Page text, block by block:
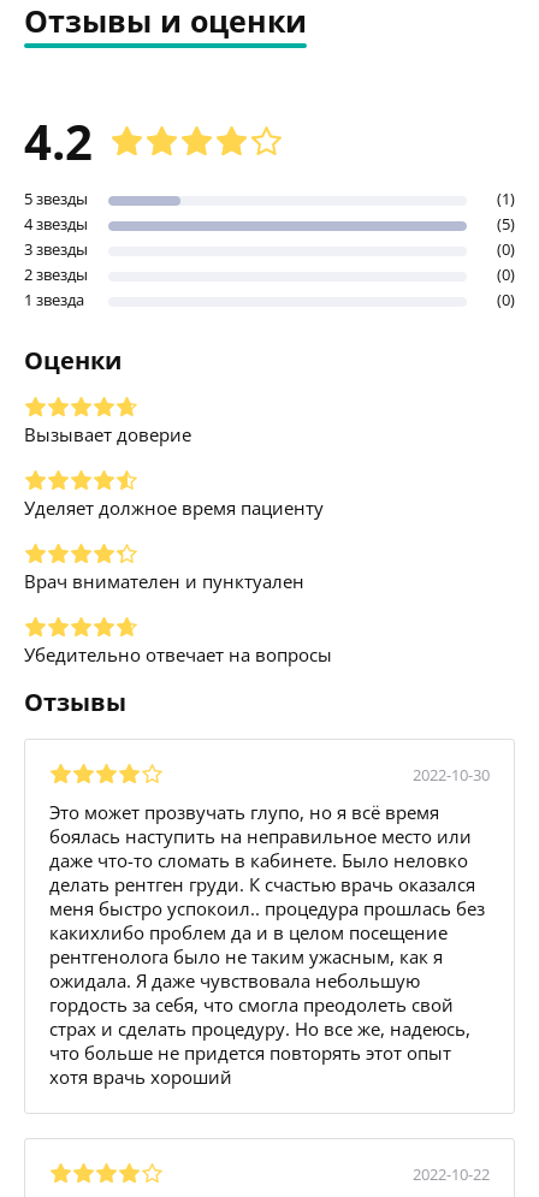
Отзывы и оценки
4.2
5 звезды
(1)
4 звезды
(5)
3 звезды
(0)
2 звезды
(0)
1 звезда
(0)
Оценки
Вызывает доверие
Уделяет должное время пациенту
Врач внимателен и пунктуален
Убедительно отвечает на вопросы
Отзывы
2022-10-30
Это может прозвучать глупо, но я всё время
боялась наступить на неправильное место или
даже что-то сломать в кабинете. Было неловко
делать рентген груди. К счастью врачь оказался
меня быстро успокоил.. процедура прошлась без
какихлибо проблем да и в целом посещение
рентгенолога было не таким ужасным, как я
ожидала. Я даже чувствовала небольшую
гордость за себя, что смогла преодолеть свой
страх и сделать процедуру. Но все же, надеюсь,
что больше не придется повторять этот опыт
хотя врачь хороший
2022-10-22